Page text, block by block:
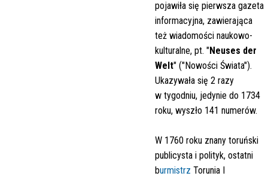
pojawiła się pierwsza gazeta
informacyjna, zawierająca
też wiadomości naukowo-
kulturalne, pt. "Neuses der
Welt" ("Nowości Świata").
Ukazywała się 2 razy
w tygodniu, jedynie do 1734
roku, wyszło 141 numerów.
W 1760 roku znany toruński
publicysta i polityk, ostatni
burmistrz Torunia I